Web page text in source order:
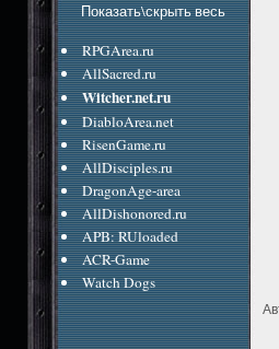
Показать\скрыть весь
RPGArea.ru
AllSacred.ru
Witcher.net.ru
DiabloArea.net
RisenGame.ru
AllDisciples.ru
DragonAge-area
AllDishonored.ru
APB: RUloaded
ACR-Game
Watch Dogs